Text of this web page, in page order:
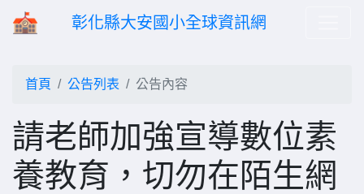
彰化縣大安國小全球資訊網
首頁 公告列表 公告內容
請老師加強宣導數位素
養教育，切勿在陌生網